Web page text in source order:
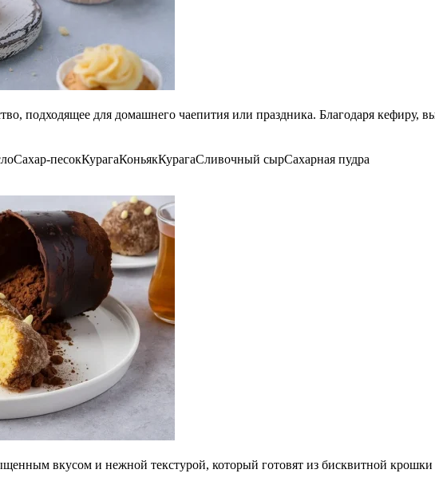
подходящее для домашнего чаепития или праздника. Благодаря кефиру,
Сахар-песокКурагаКоньякКурагаСливочный сырСахарная пудра
вкусом и нежной текстурой, который готовят из бисквитной крошки